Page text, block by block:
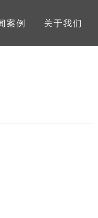
案例 关于我们